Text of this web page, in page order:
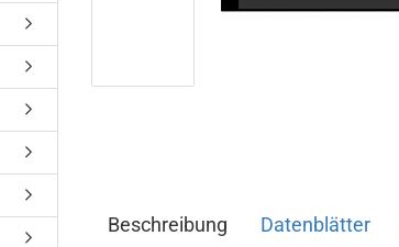
Beschreibung Datenblätter